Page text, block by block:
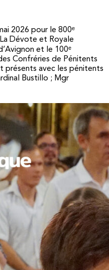
2026 pour le 800ᵉ
Dévote et Royale
et le 100ᵉ
Confréries de Pénitents
présents avec les pénitents
Bustillo ; Mgr